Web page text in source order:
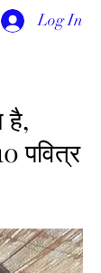
Log In
है,
पवित्र